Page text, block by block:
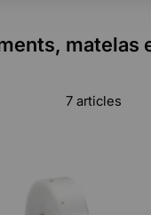
matelas
7 articles